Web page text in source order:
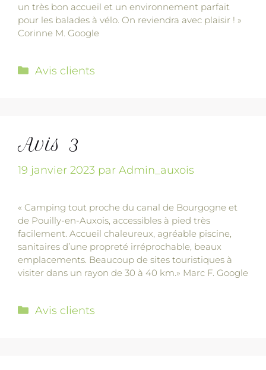
un très bon accueil et un environnement parfait
pour les balades à vélo. On reviendra avec plaisir ! »
Corinne M. Google
Avis clients
Avis 3
19 janvier 2023 par Admin_auxois
« Camping tout proche du canal de Bourgogne et
de Pouilly-en-Auxois, accessibles à pied très
facilement. Accueil chaleureux, agréable piscine,
sanitaires d’une propreté irréprochable, beaux
emplacements. Beaucoup de sites touristiques à
visiter dans un rayon de 30 à 40 km.» Marc F. Google
Avis clients